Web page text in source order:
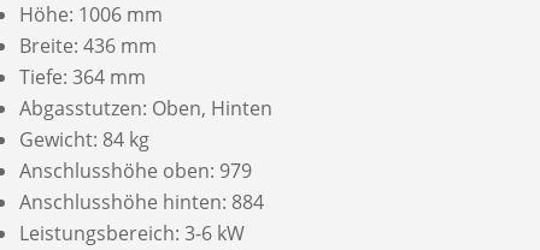
Höhe: 1006 mm
Breite: 436 mm
Tiefe: 364 mm
Abgasstutzen: Oben, Hinten
Gewicht: 84 kg
Anschlusshöhe oben: 979
Anschlusshöhe hinten: 884
Leistungsbereich: 3-6 kW